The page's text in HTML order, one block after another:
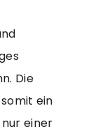
Die
ein
einer